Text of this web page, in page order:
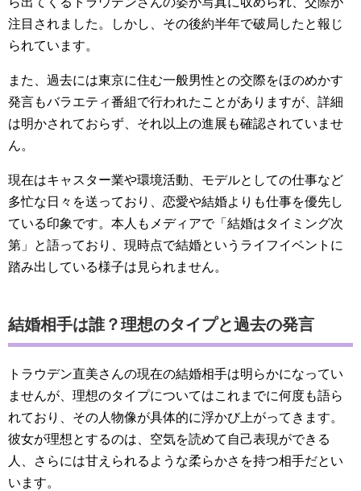
注目されました。しかし、その後約半年で破局したと報じ
られています。
また、過去には東京に住む一般男性との交際をほのめかす
発言もバラエティ番組で行われたことがありますが、詳細
は明かされておらず、それ以上の進展も確認されていませ
ん。
現在はキャスター業や環境活動、モデルとしての仕事など
多忙な日々を送っており、恋愛や結婚よりも仕事を優先し
ている印象です。本人もメディアで「結婚はタイミング次
第」と語っており、現時点で結婚というライフイベントに
踏み出している様子は見られません。
結婚相手は誰？理想のタイプと過去の発言
トラウデン直美さんの現在の結婚相手は明らかになってい
ませんが、理想のタイプについてはこれまでに何度も語ら
れており、その人物像が具体的に浮かび上がってきます。
彼女が理想とするのは、空気を読めて自己表現ができる
人、さらには甘えられるような柔らかさを持つ相手だとい
います。